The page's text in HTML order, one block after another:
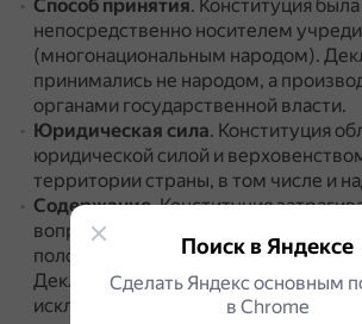
Способ принятия. Конституция
непосредственно носителем
(многонациональным народом).
принимались не народом, а
органами государственной власти.
Юридическая сила. Конституция
юридической силой и
территории страны, в том числе и
Содержание.Конституция
вопросы, как власть, формы
положение личности, устройство
Декларация, например, может быть
исключительно правам человека в
Поиск в Яндексе
Сделать Яндекс основным
в Сhrome